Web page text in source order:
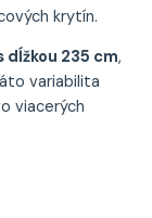
krytín.
dĺžkou 235 cm,
variabilita
viacerých